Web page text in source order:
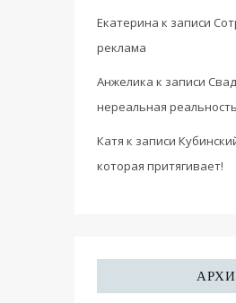
Екатерина к записи
реклама
Анжелика к записи
нереальная реальность
Катя к записи
которая притягивает!